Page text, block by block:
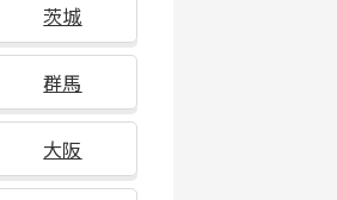
茨城
群馬
大阪